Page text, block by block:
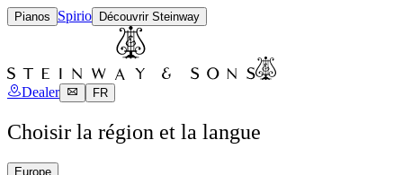
Pianos Spirio Découvrir Steinway
Dealer FR
Choisir la région et la langue
Europe